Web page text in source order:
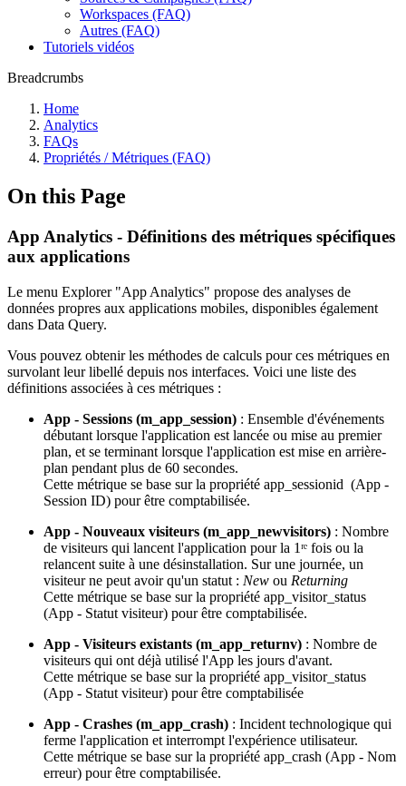
Workspaces (FAQ)
Autres (FAQ)
Tutoriels vidéos
Breadcrumbs
Home
Analytics
FAQs
Propriétés / Métriques (FAQ)
On this Page
App Analytics - Définitions des métriques spécifiques
aux applications
Le menu Explorer "App Analytics" propose des analyses de
données propres aux applications mobiles, disponibles également
dans Data Query.
Vous pouvez obtenir les méthodes de calculs pour ces métriques en
survolant leur libellé depuis nos interfaces. Voici une liste des
définitions associées à ces métriques :
App - Sessions (m_app_session) : Ensemble d'événements
débutant lorsque l'application est lancée ou mise au premier
plan, et se terminant lorsque l'application est mise en arrière-
plan pendant plus de 60 secondes.
Cette métrique se base sur la propriété app_sessionid (App -
Session ID) pour être comptabilisée.
App - Nouveaux visiteurs (m_app_newvisitors) : Nombre
de visiteurs qui lancent l'application pour la 1ʳᵉ fois ou la
relancent suite à une désinstallation. Sur une journée, un
visiteur ne peut avoir qu'un statut : New ou Returning
Cette métrique se base sur la propriété app_visitor_status
(App - Statut visiteur) pour être comptabilisée.
App - Visiteurs existants (m_app_returnv) : Nombre de
visiteurs qui ont déjà utilisé l'App les jours d'avant.
Cette métrique se base sur la propriété app_visitor_status
(App - Statut visiteur) pour être comptabilisée
App - Crashes (m_app_crash) : Incident technologique qui
ferme l'application et interrompt l'expérience utilisateur.
Cette métrique se base sur la propriété app_crash (App - Nom
erreur) pour être comptabilisée.